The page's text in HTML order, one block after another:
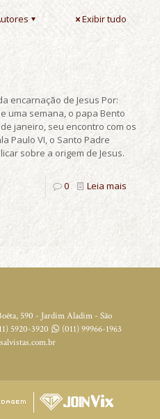
Exibir tudo
encarnação de Jesus Por:
uma semana, o papa Bento
janeiro, seu encontro com os
Paulo VI, o Santo Padre
sobre a origem de Jesus.
0 Leia mais
590 - Jardim Aladim - São
5920-3920
(011) 99966-1963